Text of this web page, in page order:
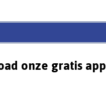
onze gratis app